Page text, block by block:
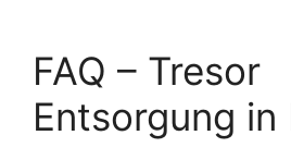
FAQ – Tresor
Entsorgung in